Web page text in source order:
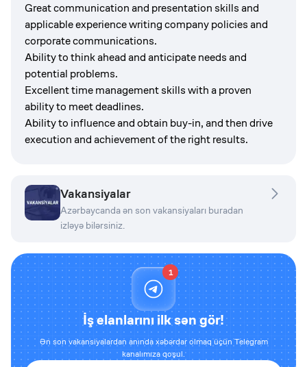
Great communication and presentation skills and
applicable experience writing company policies and
corporate communications.
Ability to think ahead and anticipate needs and
potential problems.
Excellent time management skills with a proven
ability to meet deadlines.
Ability to influence and obtain buy-in, and then drive
execution and achievement of the right results.
Vakansiyalar
Azərbaycanda ən son vakansiyaları buradan
izləyə bilərsiniz.
1
İş elanlarını ilk sən gör!
Ən son vakansiyalardan anında xəbərdar olmaq üçün Telegram
kanalımıza qoşul.